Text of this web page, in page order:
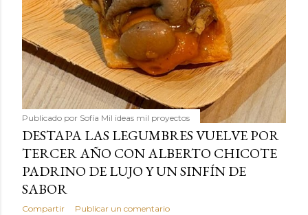
Publicado por Sofía Mil ideas mil proyectos
DESTAPA LAS LEGUMBRES VUELVE POR
TERCER AÑO CON ALBERTO CHICOTE
PADRINO DE LUJO Y UN SINFÍN DE
SABOR
Compartir Publicar un comentario